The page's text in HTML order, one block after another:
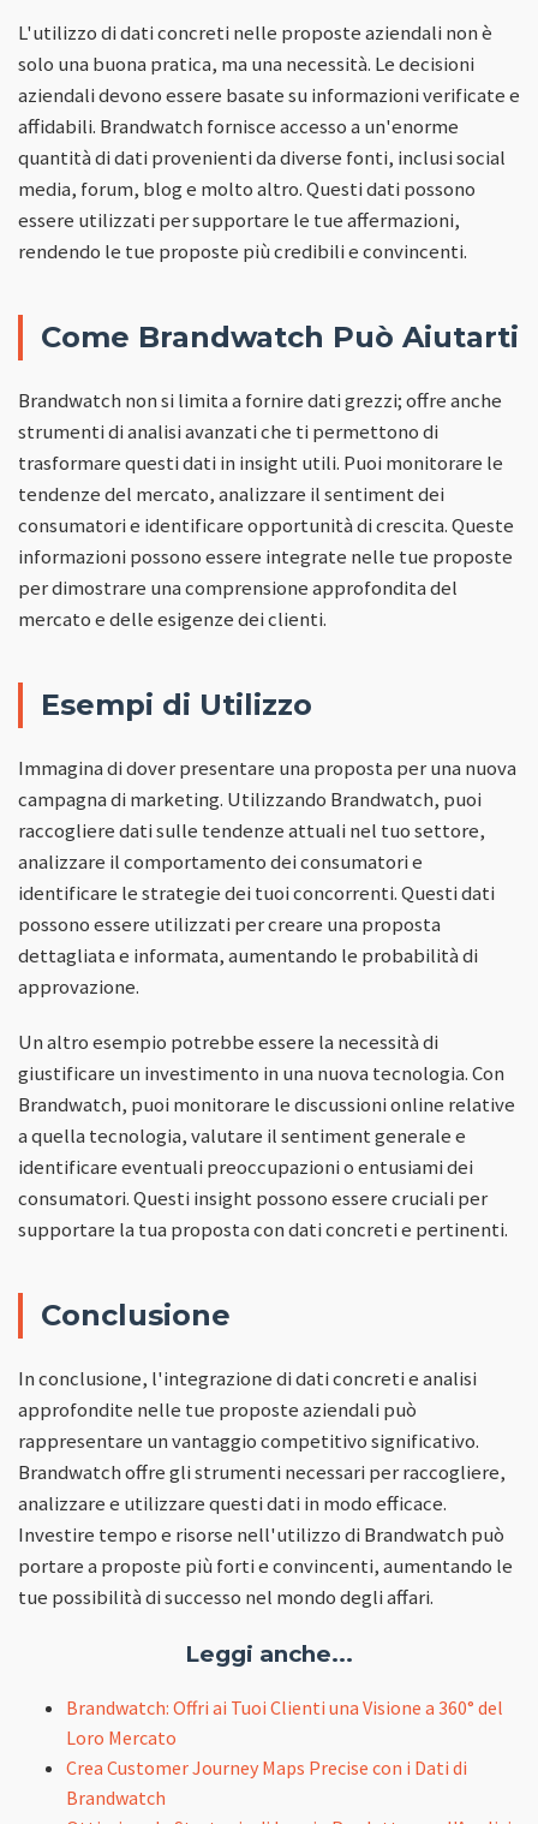
L'utilizzo di dati concreti nelle proposte aziendali non è
solo una buona pratica, ma una necessità. Le decisioni
aziendali devono essere basate su informazioni verificate e
affidabili. Brandwatch fornisce accesso a un'enorme
quantità di dati provenienti da diverse fonti, inclusi social
media, forum, blog e molto altro. Questi dati possono
essere utilizzati per supportare le tue affermazioni,
rendendo le tue proposte più credibili e convincenti.
Come Brandwatch Può Aiutarti
Brandwatch non si limita a fornire dati grezzi; offre anche
strumenti di analisi avanzati che ti permettono di
trasformare questi dati in insight utili. Puoi monitorare le
tendenze del mercato, analizzare il sentiment dei
consumatori e identificare opportunità di crescita. Queste
informazioni possono essere integrate nelle tue proposte
per dimostrare una comprensione approfondita del
mercato e delle esigenze dei clienti.
Esempi di Utilizzo
Immagina di dover presentare una proposta per una nuova
campagna di marketing. Utilizzando Brandwatch, puoi
raccogliere dati sulle tendenze attuali nel tuo settore,
analizzare il comportamento dei consumatori e
identificare le strategie dei tuoi concorrenti. Questi dati
possono essere utilizzati per creare una proposta
dettagliata e informata, aumentando le probabilità di
approvazione.
Un altro esempio potrebbe essere la necessità di
giustificare un investimento in una nuova tecnologia. Con
Brandwatch, puoi monitorare le discussioni online relative
a quella tecnologia, valutare il sentiment generale e
identificare eventuali preoccupazioni o entusiami dei
consumatori. Questi insight possono essere cruciali per
supportare la tua proposta con dati concreti e pertinenti.
Conclusione
In conclusione, l'integrazione di dati concreti e analisi
approfondite nelle tue proposte aziendali può
rappresentare un vantaggio competitivo significativo.
Brandwatch offre gli strumenti necessari per raccogliere,
analizzare e utilizzare questi dati in modo efficace.
Investire tempo e risorse nell'utilizzo di Brandwatch può
portare a proposte più forti e convincenti, aumentando le
tue possibilità di successo nel mondo degli affari.
Leggi anche...
Brandwatch: Offri ai Tuoi Clienti una Visione a 360° del
Loro Mercato
Crea Customer Journey Maps Precise con i Dati di
Brandwatch